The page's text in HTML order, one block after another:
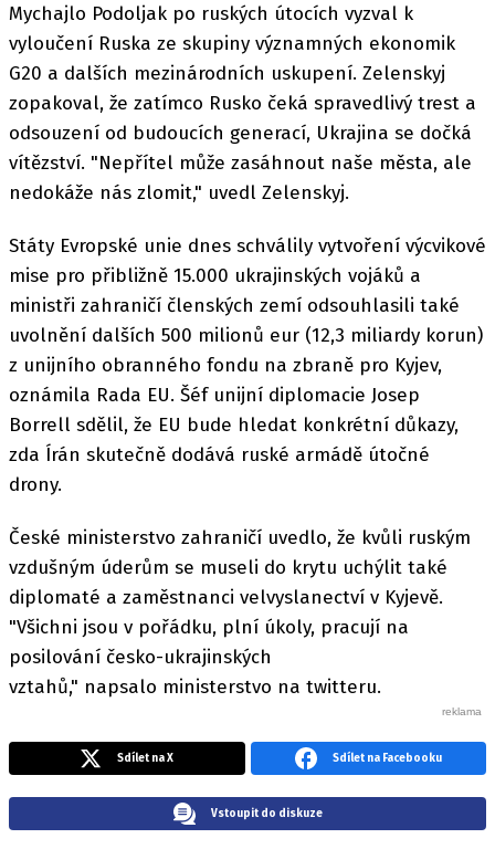
Mychajlo Podoljak po ruských útocích vyzval k
vyloučení Ruska ze skupiny významných ekonomik
G20 a dalších mezinárodních uskupení. Zelenskyj
zopakoval, že zatímco Rusko čeká spravedlivý trest a
odsouzení od budoucích generací, Ukrajina se dočká
vítězství. "Nepřítel může zasáhnout naše města, ale
nedokáže nás zlomit," uvedl Zelenskyj.
Státy Evropské unie dnes schválily vytvoření výcvikové
mise pro přibližně 15.000 ukrajinských vojáků a
ministři zahraničí členských zemí odsouhlasili také
uvolnění dalších 500 milionů eur (12,3 miliardy korun)
z unijního obranného fondu na zbraně pro Kyjev,
oznámila Rada EU. Šéf unijní diplomacie Josep
Borrell sdělil, že EU bude hledat konkrétní důkazy,
zda Írán skutečně dodává ruské armádě útočné
drony.
České ministerstvo zahraničí uvedlo, že kvůli ruským
vzdušným úderům se museli do krytu uchýlit také
diplomaté a zaměstnanci velvyslanectví v Kyjevě.
"Všichni jsou v pořádku, plní úkoly, pracují na
posilování česko-ukrajinských
vztahů," napsalo ministerstvo na twitteru.
Sdílet na X Sdílet na Facebooku
Vstoupit do diskuze